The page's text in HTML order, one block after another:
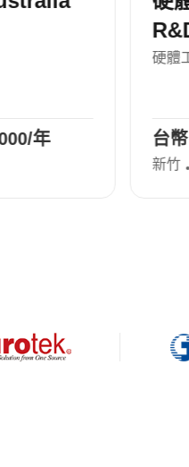
Small
年